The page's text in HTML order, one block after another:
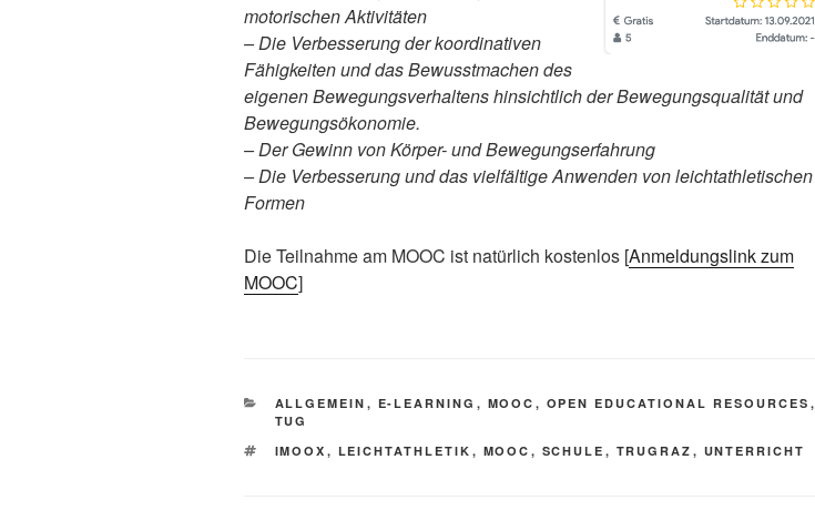
motorischen Aktivitäten
– Die Verbesserung der koordinativen
Fähigkeiten und das Bewusstmachen des
eigenen Bewegungsverhaltens hinsichtlich der Bewegungsqualität und
Bewegungsökonomie.
– Der Gewinn von Körper- und Bewegungserfahrung
– Die Verbesserung und das vielfältige Anwenden von leichtathletischen
Formen
Die Teilnahme am MOOC ist natürlich kostenlos [Anmeldungslink zum
MOOC]
KATEGORIEN
ALLGEMEIN , E-LEARNING , MOOC , OPEN EDUCATIONAL RESOURCES ,
TUG
SCHLAGWÖRTER
IMOOX , LEICHTATHLETIK , MOOC , SCHULE , TRUGRAZ , UNTERRICHT